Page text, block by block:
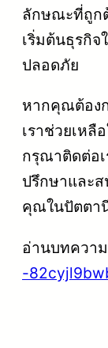
ลักษณะที่ถูก
เริ่มต้นธุรกิจ
ปลอดภัย
หากคุณต้อง
เราช่วยเหลื
กรุณาติดต่อเ
ปรึกษาและ
คุณในปัตตา
อ่านบทควา
-